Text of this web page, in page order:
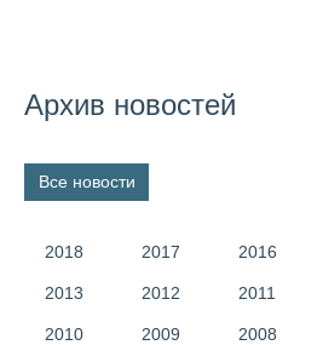
Архив новостей
Все новости
2018 2017 2016
2013 2012 2011
2010 2009 2008